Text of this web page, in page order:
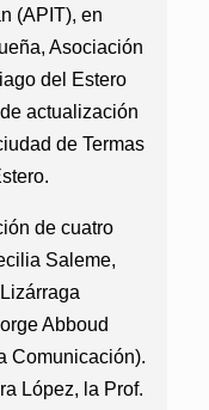
(APIT), en
Asociación
del Estero
actualización
de Termas
de cuatro
Saleme,
Abboud
Comunicación).
López, la Prof.